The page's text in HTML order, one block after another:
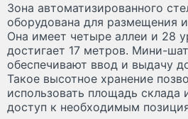
Зона автоматизированного
оборудована для размещения
Она имеет четыре аллеи и 28
достигает 17 метров. Мини-
обеспечивают ввод и выдачу
Такое высотное хранение
использовать площадь склада
доступ к необходимым